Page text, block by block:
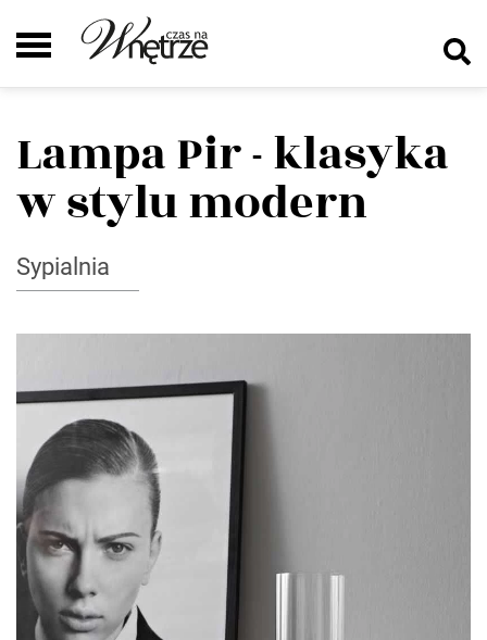
Lampa Pir - klasyka
w stylu modern
Sypialnia